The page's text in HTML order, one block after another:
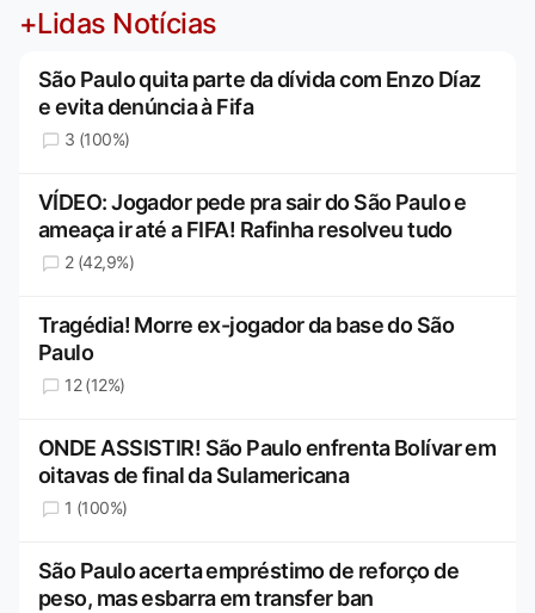
+Lidas Notícias
São Paulo quita parte da dívida com Enzo Díaz
e evita denúncia à Fifa
3 (100%)
VÍDEO: Jogador pede pra sair do São Paulo e
ameaça ir até a FIFA! Rafinha resolveu tudo
2 (42,9%)
Tragédia! Morre ex-jogador da base do São
Paulo
12 (12%)
ONDE ASSISTIR! São Paulo enfrenta Bolívar em
oitavas de final da Sulamericana
1 (100%)
São Paulo acerta empréstimo de reforço de
peso, mas esbarra em transfer ban